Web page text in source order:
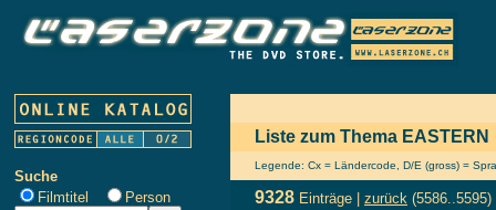
Suche
Filmtitel
Person
Liste zum Thema EASTERN
Legende: Cx = Ländercode, D/E (gross) =
9328 Einträge | zurück (5586..5595)